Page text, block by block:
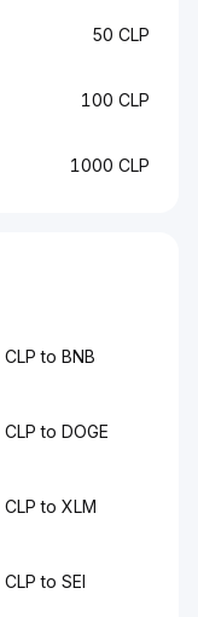
50 CLP
100 CLP
1000 CLP
CLP to BNB
CLP to DOGE
CLP to XLM
CLP to SEI